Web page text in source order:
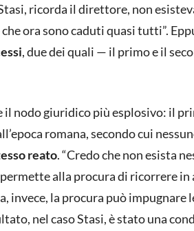
ricorda il direttore, non
ora sono caduti quasi tutti”.
, due dei quali — il primo e il
il nodo giuridico più esplosivo: il
romana, secondo cui
reato. “Credo che non esista
alla procura di ricorrere
invece, la procura può impugnare
nel caso Stasi, è stato una